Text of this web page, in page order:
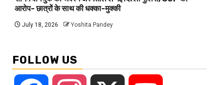
आरोप- छात्रों के साथ की धक्का-मुक्की
July 18, 2026 Yoshita Pandey
FOLLOW US